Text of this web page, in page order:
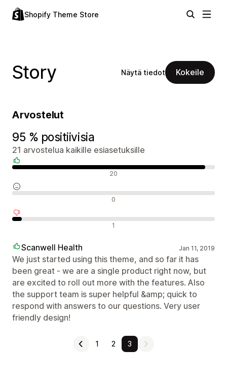
Shopify Theme Store
Story Näytä tiedot Kokeile
Arvostelut
95 % positiivisia
21 arvostelua kaikille esiasetuksille
20
0
1
Scanwell Health Jan 11, 2019
We just started using this theme, and so far it has
been great - we are a single product right now, but
are excited to roll out more with the features. Also
the support team is super helpful &amp; quick to
respond with answers to our questions. Very user
friendly design!
1 2 3